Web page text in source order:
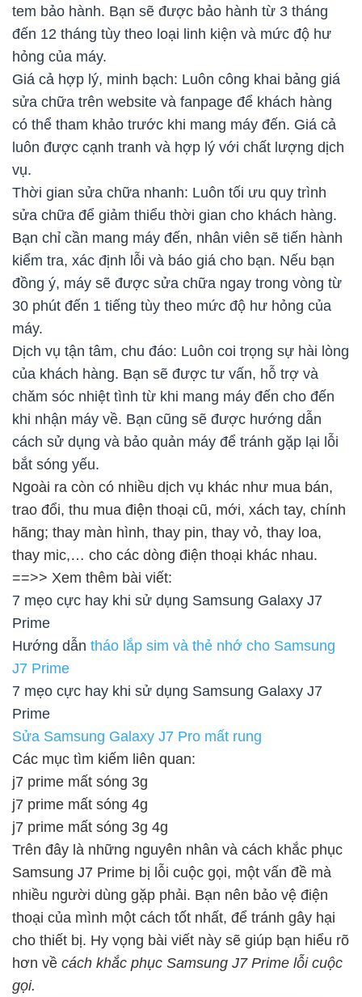
tem bảo hành. Bạn sẽ được bảo hành từ 3 tháng
đến 12 tháng tùy theo loại linh kiện và mức độ hư
hỏng của máy.
Giá cả hợp lý, minh bạch: Luôn công khai bảng giá
sửa chữa trên website và fanpage để khách hàng
có thể tham khảo trước khi mang máy đến. Giá cả
luôn được cạnh tranh và hợp lý với chất lượng dịch
vụ.
Thời gian sửa chữa nhanh: Luôn tối ưu quy trình
sửa chữa để giảm thiểu thời gian cho khách hàng.
Bạn chỉ cần mang máy đến, nhân viên sẽ tiến hành
kiểm tra, xác định lỗi và báo giá cho bạn. Nếu bạn
đồng ý, máy sẽ được sửa chữa ngay trong vòng từ
30 phút đến 1 tiếng tùy theo mức độ hư hỏng của
máy.
Dịch vụ tận tâm, chu đáo: Luôn coi trọng sự hài lòng
của khách hàng. Bạn sẽ được tư vấn, hỗ trợ và
chăm sóc nhiệt tình từ khi mang máy đến cho đến
khi nhận máy về. Bạn cũng sẽ được hướng dẫn
cách sử dụng và bảo quản máy để tránh gặp lại lỗi
bắt sóng yếu.
Ngoài ra còn có nhiều dịch vụ khác như mua bán,
trao đổi, thu mua điện thoại cũ, mới, xách tay, chính
hãng; thay màn hình, thay pin, thay vỏ, thay loa,
thay mic,… cho các dòng điện thoại khác nhau.
==>> Xem thêm bài viết:
7 mẹo cực hay khi sử dụng Samsung Galaxy J7
Prime
Hướng dẫn tháo lắp sim và thẻ nhớ cho Samsung
J7 Prime
7 mẹo cực hay khi sử dụng Samsung Galaxy J7
Prime
Sửa Samsung Galaxy J7 Pro mất rung
Các mục tìm kiếm liên quan:
j7 prime mất sóng 3g
j7 prime mất sóng 4g
j7 prime mất sóng 3g 4g
Trên đây là những nguyên nhân và cách khắc phục
Samsung J7 Prime bị lỗi cuộc gọi, một vấn đề mà
nhiều người dùng gặp phải. Bạn nên bảo vệ điện
thoại của mình một cách tốt nhất, để tránh gây hại
cho thiết bị. Hy vọng bài viết này sẽ giúp bạn hiểu rõ
hơn về cách khắc phục Samsung J7 Prime lỗi cuộc
gọi.